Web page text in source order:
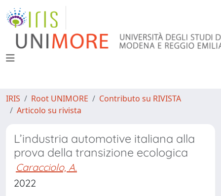
IRIS Root UNIMORE
Contributo su RIVISTA
Articolo su rivista
L’industria automotive italiana alla
prova della transizione ecologica
Caracciolo, A.
2022